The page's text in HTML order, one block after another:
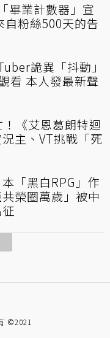
畢業計數器」宣
自粉絲500天的告
詭異「抖動」
看 本人發最新聲
《艾恩葛朗特迴
主、VT挑戰「死
「黑白RPG」作
榮圈萬歲」被中
©2021